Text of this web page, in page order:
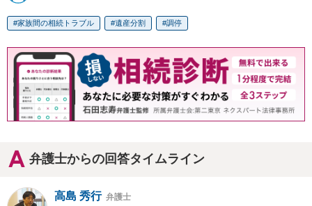
家族間の相続トラブル 遺産分割 調停
弁護士からの回答タイムライン
高島 秀行 弁護士